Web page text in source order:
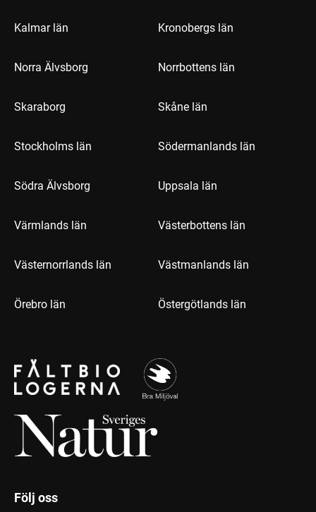
Kalmar län Kronobergs län
Norra Älvsborg Norrbottens län
Skaraborg Skåne län
Stockholms län Södermanlands län
Södra Älvsborg Uppsala län
Värmlands län Västerbottens län
Västernorrlands län Västmanlands län
Örebro län Östergötlands län
Följ oss